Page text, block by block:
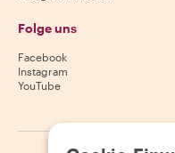
Folge uns
Facebook
Instagram
YouTube